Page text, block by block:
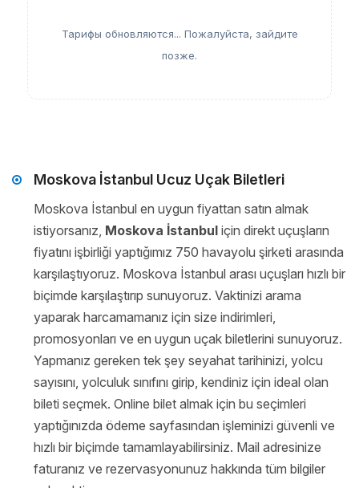
Тарифы обновляются... Пожалуйста, зайдите
позже.
Moskova İstanbul Ucuz Uçak Biletleri
Moskova İstanbul en uygun fiyattan satın almak
istiyorsanız, Moskova İstanbul için direkt uçuşların
fiyatını işbirliği yaptığımız 750 havayolu şirketi arasında
karşılaştıyoruz. Moskova İstanbul arası uçuşları hızlı bir
biçimde karşılaştırıp sunuyoruz. Vaktinizi arama
yaparak harcamamanız için size indirimleri,
promosyonları ve en uygun uçak biletlerini sunuyoruz.
Yapmanız gereken tek şey seyahat tarihinizi, yolcu
sayısını, yolculuk sınıfını girip, kendiniz için ideal olan
bileti seçmek. Online bilet almak için bu seçimleri
yaptığınızda ödeme sayfasından işleminizi güvenli ve
hızlı bir biçimde tamamlayabilirsiniz. Mail adresinize
faturanız ve rezervasyonunuz hakkında tüm bilgiler